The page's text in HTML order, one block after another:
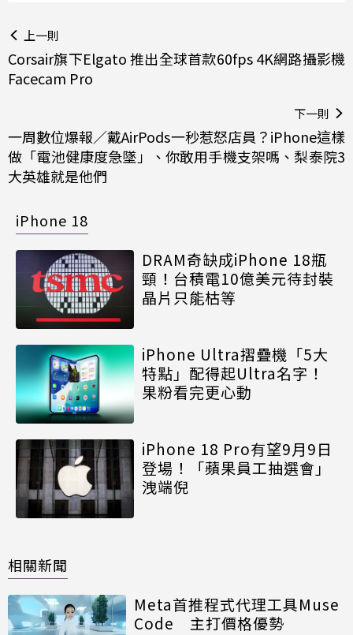
上一則
Corsair旗下Elgato 推出全球首款60fps 4K網路攝影機
Facecam Pro
下一則
一周數位爆報／戴AirPods一秒惹怒店員？iPhone這樣
做「電池健康度急墜」、你敢用手機支架嗎、梨泰院3
大英雄就是他們
iPhone 18
DRAM奇缺成iPhone 18瓶
頸！台積電10億美元待封裝
晶片只能枯等
iPhone Ultra摺疊機「5大
特點」配得起Ultra名字！
果粉看完更心動
iPhone 18 Pro有望9月9日
登場！「蘋果員工抽選會」
洩端倪
相關新聞
Meta首推程式代理工具Muse
Code 主打價格優勢